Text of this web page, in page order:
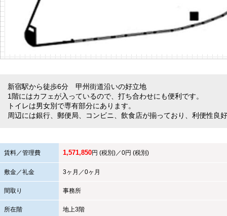
新宿駅から徒歩6分 甲州街道沿いの好立地
1階にはカフェが入っているので、打ち合わせにも便利です。
トイレは男女別で専有部分にあります。
周辺には銀行、郵便局、コンビニ、飲食店が揃っており、利便性良
賃料／管理費 1,571,850円 (税別)／0円 (税別)
敷金／礼金 3ヶ月／0ヶ月
間取り 事務所
所在階 地上3階